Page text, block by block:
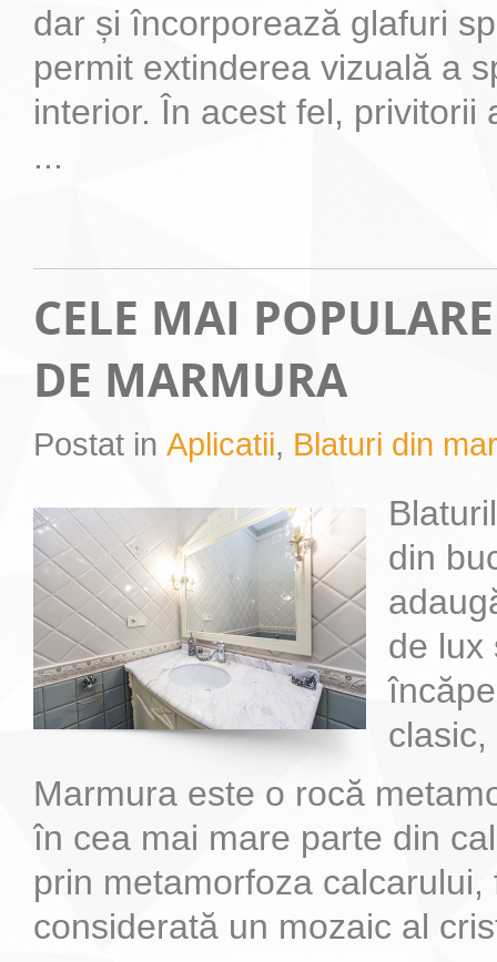
dar și încorporează glafuri
permit extinderea vizuală a
interior. În acest fel, privitorii
...
CELE MAI
DE MARMURA
Postat in Aplicatii, Blaturi din
din
de lux
Marmura este o rocă
în cea mai mare parte din
prin metamorfoza calcarului,
considerată un mozaic al